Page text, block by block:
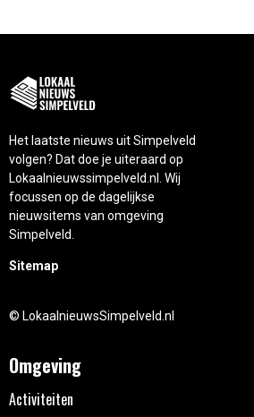
Het laatste nieuws uit Simpelveld
volgen? Dat doe je uiteraard op
Lokaalnieuwssimpelveld.nl. Wij
focussen op de dagelijkse
nieuwsitems van omgeving
Simpelveld.
Sitemap
© LokaalnieuwsSimpelveld.nl
Omgeving
Activiteiten